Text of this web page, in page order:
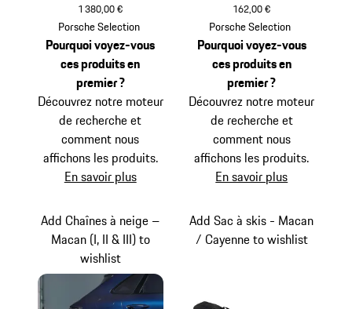
1 380,00 €
Noir (Finition Brillante)
Porsche Selection
Pourquoi voyez-vous
ces produits en
premier ?
Découvrez notre moteur
de recherche et
comment nous
affichons les produits.
En savoir plus
162,00 €
Brun Truffe
Porsche Selection
Pourquoi voyez-vous
ces produits en
premier ?
Découvrez notre moteur
de recherche et
comment nous
affichons les produits.
En savoir plus
Add Chaînes à neige –
Macan (I, II & III) to
wishlist
Add Sac à skis - Macan
/ Cayenne to wishlist